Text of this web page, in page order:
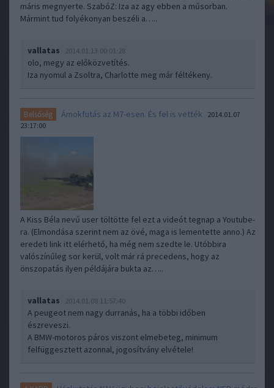
máris megnyerte. SzabóZ: Iza az agy ebben a műsorban.
Mármint tud folyékonyan beszéli a…..
vallatas 2014.01.13 00:01:28
olo, megy az előközvetítés.
Iza nyomul a Zsoltra, Charlotte meg már féltékeny.
Belsőség Ámokfutás az M7-esen. És fel is vették
2014.01.07
23:17:00
A Kiss Béla nevű user töltötte fel ezt a videót tegnap a Youtube-
ra. (Elmondása szerint nem az övé, maga is lementette anno.) Az
eredeti link itt elérhető, ha még nem szedte le. Utóbbira
valószínűleg sor kerül, volt már rá precedens, hogy az
önszopatás ilyen példájára bukta az…..
vallatas 2014.01.08 11:57:40
A peugeot nem nagy durranás, ha a többi időben
észreveszi.
A BMW-motoros páros viszont elmebeteg, minimum
felfüggesztett azonnal, jogosítvány elvétele!